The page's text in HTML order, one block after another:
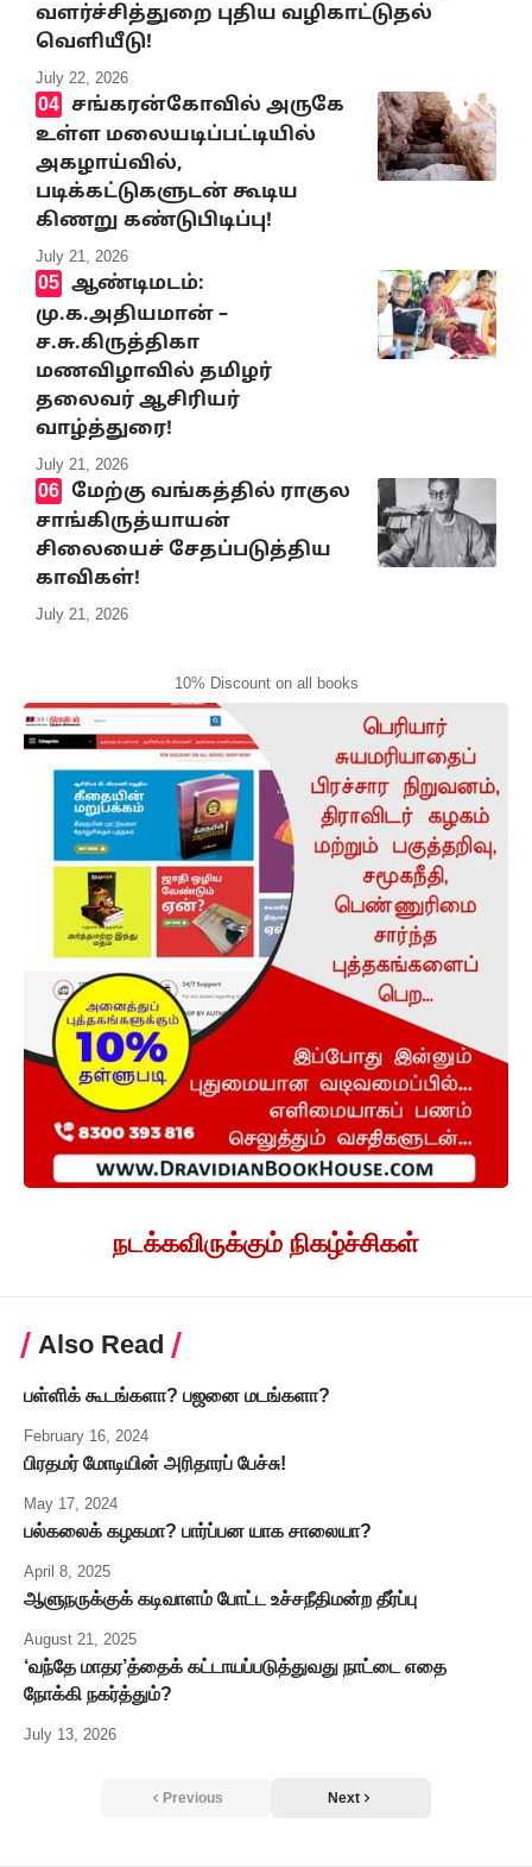
வளர்ச்சித்துறை புதிய வழிகாட்டுதல்
வெளியீடு!
July 22, 2026
சங்கரன்கோவில் அருகே
உள்ள மலையடிப்பட்டியில்
அகழாய்வில்,
படிக்கட்டுகளுடன் கூடிய
கிணறு கண்டுபிடிப்பு!
July 21, 2026
ஆண்டிமடம்:
மு.க.அதியமான் –
ச.சு.கிருத்திகா
மணவிழாவில் தமிழர்
தலைவர் ஆசிரியர்
வாழ்த்துரை!
July 21, 2026
மேற்கு வங்கத்தில் ராகுல
சாங்கிருத்யாயன்
சிலையைச் சேதப்படுத்திய
காவிகள்!
July 21, 2026
10% Discount on all books
நடக்கவிருக்கும் நிகழ்ச்சிகள்
Also Read
பள்ளிக் கூடங்களா? பஜனை மடங்களா?
February 16, 2024
பிரதமர் மோடியின் அரிதாரப் பேச்சு!
May 17, 2024
பல்கலைக் கழகமா? பார்ப்பன யாக சாலையா?
April 8, 2025
ஆளுநருக்குக் கடிவாளம் போட்ட உச்சநீதிமன்ற தீர்ப்பு
August 21, 2025
‘வந்தே மாதர’த்தைக் கட்டாயப்படுத்துவது நாட்டை எதை
நோக்கி நகர்த்தும்?
July 13, 2026
Previous Next